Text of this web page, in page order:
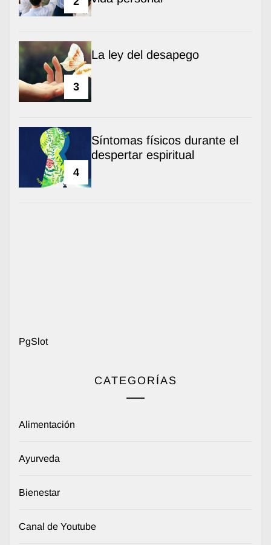
3
La ley del desapego
4
Síntomas físicos durante el
despertar espiritual
PgSlot
CATEGORÍAS
Alimentación
Ayurveda
Bienestar
Canal de Youtube